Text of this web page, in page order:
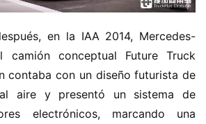
en la IAA 2014, Mercedes-
camión conceptual Future Truck
contaba con un diseño futurista de
aire y presentó un sistema de
electrónicos, marcando una